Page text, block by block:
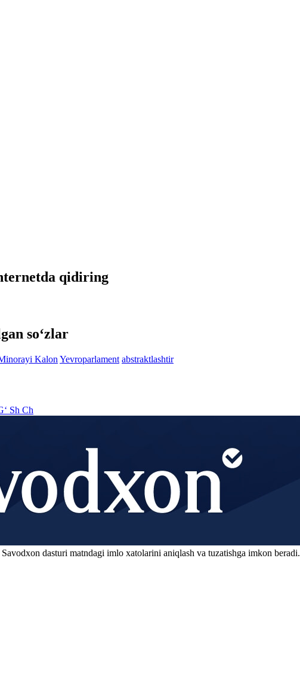
qidiring
so‘zlar
Kalon Yevroparlament abstraktlashtir
Sh Ch
dasturi matndagi imlo xatolarini aniqlash va tuzatishga imkon beradi.